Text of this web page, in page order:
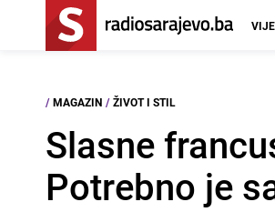
/ MAGAZIN / ŽIVOT I STIL
Slasne
Potrebno je